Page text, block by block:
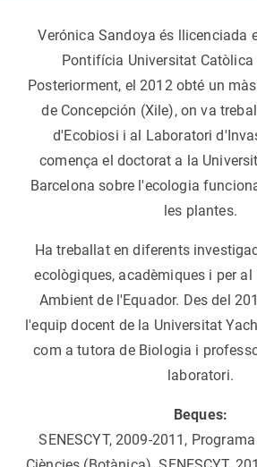
Verónica Sandoya és llicenciada
Pontifícia Universitat Catòlica
Posteriorment, el 2012 obté un
de Concepción (Xile), on va
d'Ecobiosi i al Laboratori
comença el doctorat a la
Barcelona sobre l'ecologia
les plantes.
Ha treballat en diferents
ecològiques, acadèmiques i per
Ambient de l'Equador. Des del
l'equip docent de la Universitat
com a tutora de Biologia i
laboratori.
Beques:
SENESCYT, 2009-2011,